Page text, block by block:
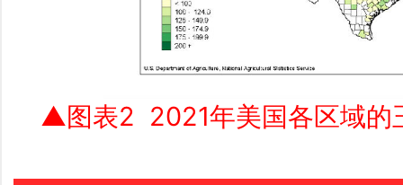
▲图表2 2021年美国各区域的